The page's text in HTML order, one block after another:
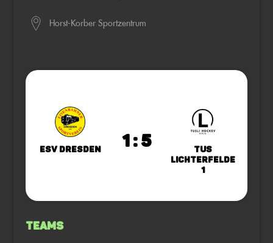
Horst-Korber Sportzentrum
ESV Dresden 1 : 5
TuS
Lichterfelde
1
Teams